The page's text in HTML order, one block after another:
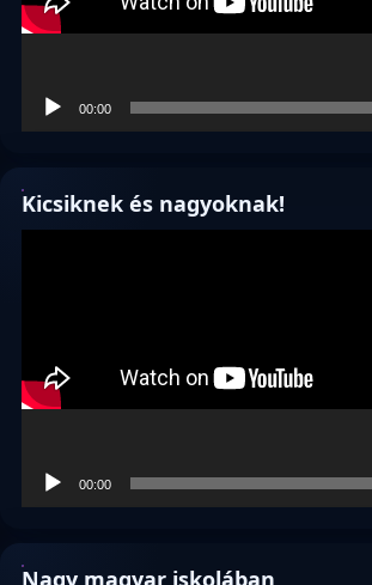
00:00
Kicsiknek és nagyoknak!
00:00
Nagy magyar iskolában